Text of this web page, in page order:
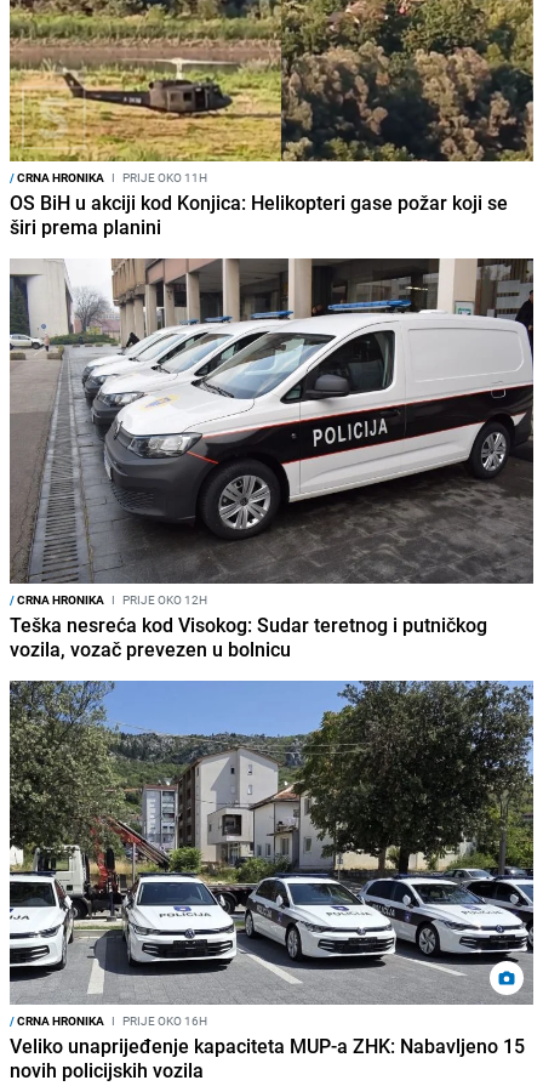
/CRNA HRONIKA I PRIJE OKO 11H
OS BiH u akciji kod Konjica: Helikopteri gase požar koji se
širi prema planini
/CRNA HRONIKA I PRIJE OKO 12H
Teška nesreća kod Visokog: Sudar teretnog i putničkog
vozila, vozač prevezen u bolnicu
/CRNA HRONIKA I PRIJE OKO 16H
Veliko unaprijeđenje kapaciteta MUP-a ZHK: Nabavljeno 15
novih policijskih vozila